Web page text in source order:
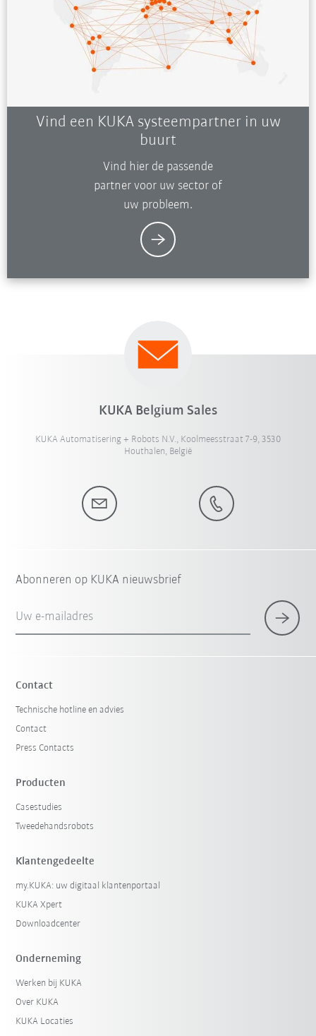
Vind een KUKA systeempartner in uw
buurt
Vind hier de passende
partner voor uw sector of
uw probleem.
KUKA Belgium Sales
KUKA Automatisering + Robots N.V., Koolmeesstraat 7-9, 3530
Houthalen, België
Abonneren op KUKA nieuwsbrief
Uw e-mailadres
Contact
Technische hotline en advies
Contact
Press Contacts
Producten
Casestudies
Tweedehandsrobots
Klantengedeelte
my.KUKA: uw digitaal klantenportaal
KUKA Xpert
Downloadcenter
Onderneming
Werken bij KUKA
Over KUKA
KUKA Locaties